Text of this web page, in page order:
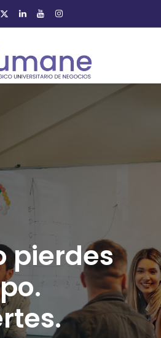
pierdes